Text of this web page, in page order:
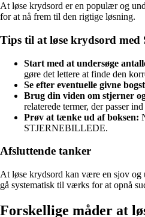
At løse krydsord er en populær og
for at nå frem til den rigtige løsning.
Tips til at løse krydsord
Start med at undersøge
gøre det lettere at finde den
Se efter eventuelle givne
Brug din viden om stjerner
relaterede termer, der passer
Prøv at tænke ud af boksen:
STJERNEBILLEDE.
Afsluttende tanker
At løse krydsord kan være en sjov og
gå systematisk til værks for at opnå
Forskellige måder at